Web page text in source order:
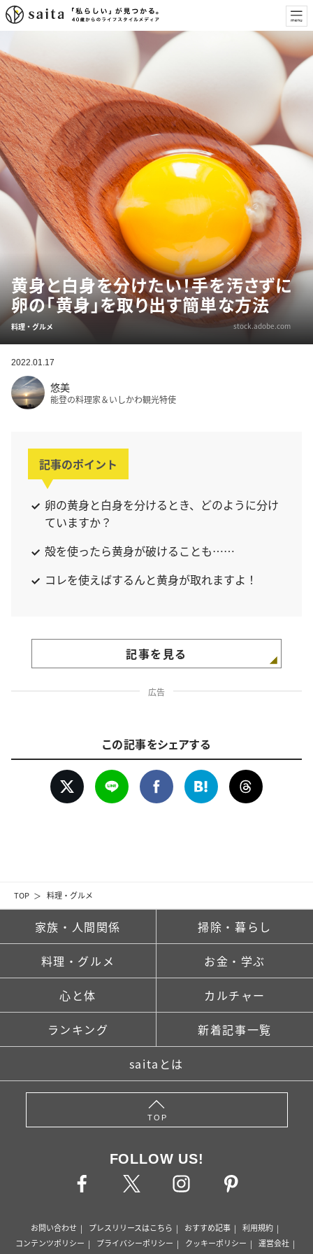
TOP 料理・グルメ
黄身と白身を分けたい！手を汚さずに
卵の「黄身」を取り出す簡単な方法
料理・グルメ stock.adobe.com
2022.01.17
悠美
能登の料理家＆いしかわ観光特使
記事のポイント
卵の黄身と白身を分けるとき、どのように分け
ていますか？
殻を使ったら黄身が破けることも……
コレを使えばするんと黄身が取れますよ！
記事を見る
広告
この記事をシェアする
家族・人間関係 掃除・暮らし
料理・グルメ お金・学ぶ
心と体 カルチャー
ランキング 新着記事一覧
saitaとは
TOP
FOLLOW US!
お問い合わせ プレスリリースはこちら おすすめ記事
利用規約
コンテンツポリシー
プライバシーポリシー クッキーポリシー
運営会社